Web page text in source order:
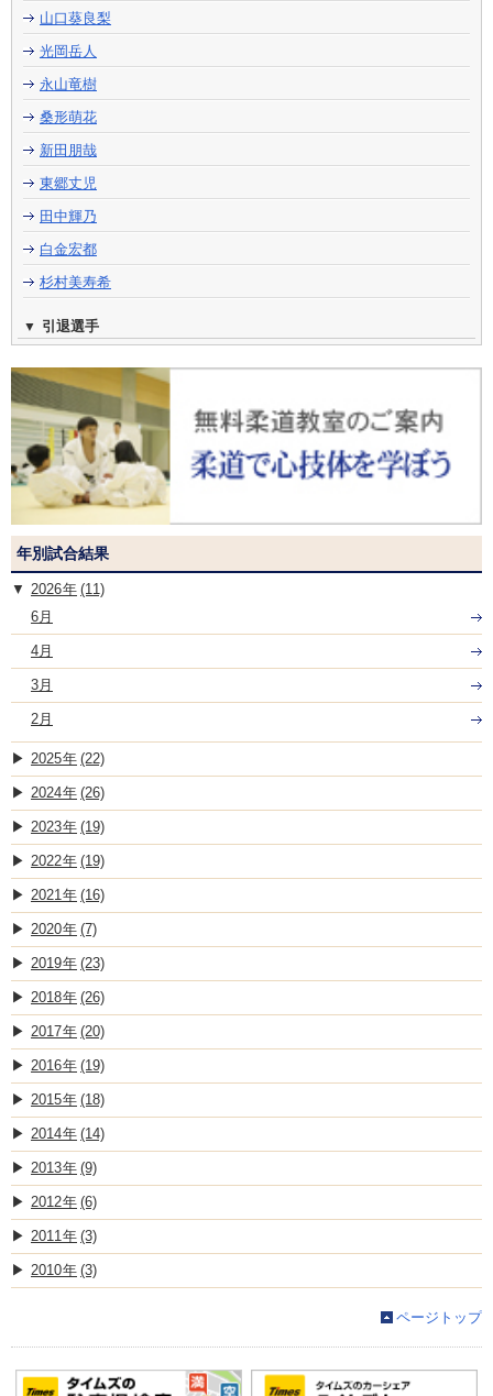
山口葵良梨
光岡岳人
永山竜樹
桑形萌花
新田朋哉
東郷丈児
田中輝乃
白金宏都
杉村美寿希
引退選手
年別試合結果
2026
(11)
6月
4月
3月
2月
2025 (22)
2024 (26)
2023 (19)
2022 (19)
2021 (16)
2020 (7)
2019 (23)
2018 (26)
2017 (20)
2016 (19)
2015 (18)
2014 (14)
2013 (9)
2012 (6)
2011 (3)
2010 (3)
ページトップ